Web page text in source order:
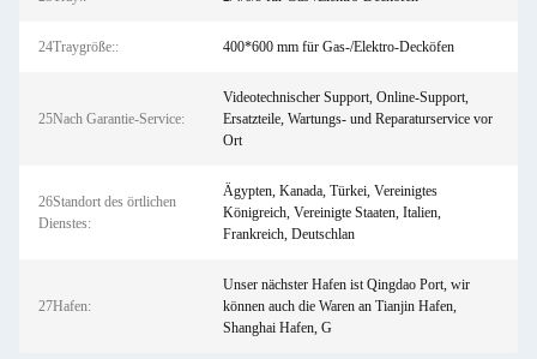
24Traygröße:: 400*600 mm für Gas-/Elektro-Decköfen
25Nach Garantie-Service:
Videotechnischer Support, Online-Support,
Ersatzteile, Wartungs- und Reparaturservice vor
Ort
26Standort des örtlichen
Dienstes:
Ägypten, Kanada, Türkei, Vereinigtes
Königreich, Vereinigte Staaten, Italien,
Frankreich, Deutschlan
27Hafen:
Unser nächster Hafen ist Qingdao Port, wir
können auch die Waren an Tianjin Hafen,
Shanghai Hafen, G